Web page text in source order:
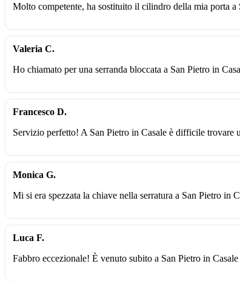
Molto competente, ha sostituito il cilindro della mia porta
Valeria C.
Ho chiamato per una serranda bloccata a San Pietro in
Francesco D.
Servizio perfetto! A San Pietro in Casale è difficile
Monica G.
Mi si era spezzata la chiave nella serratura a San Pietro in
Luca F.
Fabbro eccezionale! È venuto subito a San Pietro in